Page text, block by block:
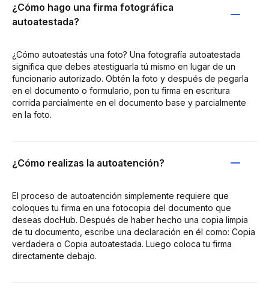
¿Cómo hago una firma fotográfica
autoatestada?
¿Cómo autoatestás una foto? Una fotografía autoatestada
significa que debes atestiguarla tú mismo en lugar de un
funcionario autorizado. Obtén la foto y después de pegarla
en el documento o formulario, pon tu firma en escritura
corrida parcialmente en el documento base y parcialmente
en la foto.
¿Cómo realizas la autoatención?
El proceso de autoatención simplemente requiere que
coloques tu firma en una fotocopia del documento que
deseas docHub. Después de haber hecho una copia limpia
de tu documento, escribe una declaración en él como: Copia
verdadera o Copia autoatestada. Luego coloca tu firma
directamente debajo.